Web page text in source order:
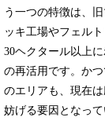
う一つの特徴は、
ッキ工場やフェル
30ヘクタール以上
の再活用です。か
のエリアも、現在
妨げる要因となっ